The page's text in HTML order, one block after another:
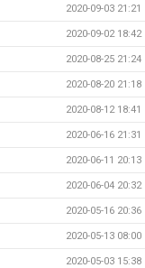
2020-09-03 21:21
2020-09-02 18:42
2020-08-25 21:24
2020-08-20 21:18
2020-08-12 18:41
2020-06-16 21:31
2020-06-11 20:13
2020-06-04 20:32
2020-05-16 20:36
2020-05-13 08:00
2020-05-03 15:38